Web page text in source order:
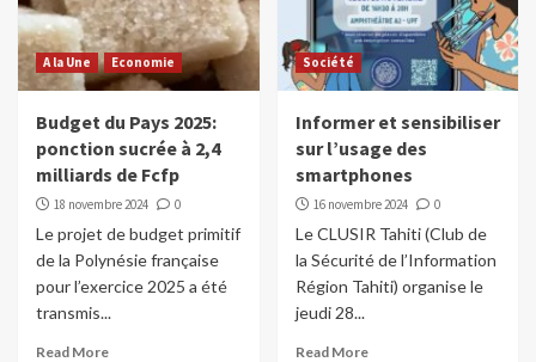
A la Une Economie
Budget du Pays 2025:
ponction sucrée à 2,4
milliards de Fcfp
18 novembre 2024 0
Le projet de budget primitif
de la Polynésie française
pour l’exercice 2025 a été
transmis...
Read More
Société
Informer et sensibiliser
sur l’usage des
smartphones
16 novembre 2024 0
Le CLUSIR Tahiti (Club de
la Sécurité de l’Information
Région Tahiti) organise le
jeudi 28...
Read More